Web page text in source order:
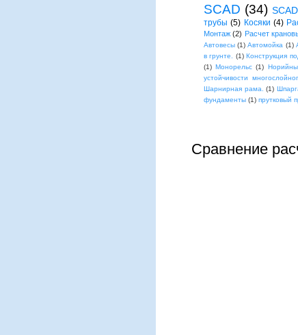
SCAD (34)
трубы (5) Косяки (4)
Монтаж (2) Расчет
Автовесы (1) Автомойка (1)
в грунте.
(1) Конструкция
(1) Монорельс (1)
устойчивости
Шарнирная рама.
(1)
фундаменты (1) прутковый
Сравнение